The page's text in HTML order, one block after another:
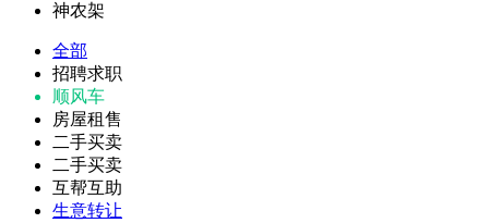
神农架
全部
招聘求职
顺风车
房屋租售
二手买卖
二手买卖
互帮互助
生意转让